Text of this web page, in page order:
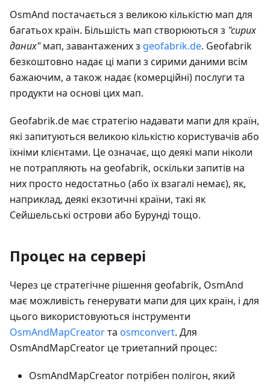
OsmAnd постачається з великою кількістю мап для
багатьох країн. Більшість мап створюються з "сирих
даних"мап, завантажених з geofabrik.de. Geofabrik
безкоштовно надає ці мапи з сирими даними всім
бажаючим, а також надає (комерційні) послуги та
продукти на основі цих мап.
Geofabrik.de має стратегію надавати мапи для країн,
які запитуються великою кількістю користувачів або
їхніми клієнтами. Це означає, що деякі мапи ніколи
не потрапляють на geofabrik, оскільки запитів на
них просто недостатньо (або їх взагалі немає), як,
наприклад, деякі екзотичні країни, такі як
Сейшельські острови або Бурунді тощо.
Процес на сервері
Через це стратегічне рішення geofabrik, OsmAnd
має можливість генерувати мапи для цих країн, і для
цього використовуються інструменти
OsmAndMapCreatorта osmconvert. Для
OsmAndMapCreator це триетапний процес:
OsmAndMapCreator потрібен полігон, який